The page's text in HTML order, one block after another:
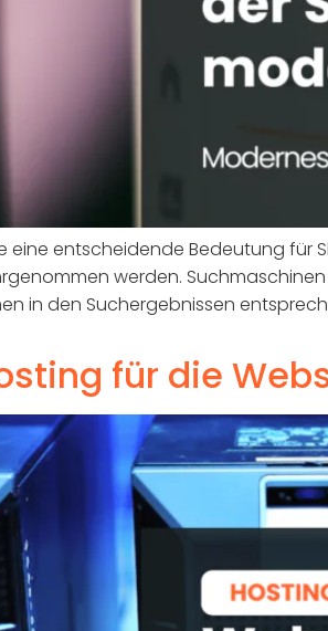
entscheidende Bedeutung für
werden.
in den Suchergebnissen
für die